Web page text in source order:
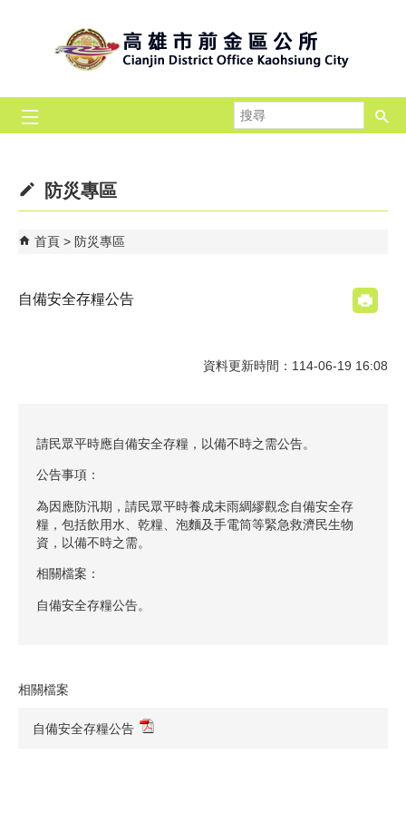
尋
防災專區
首頁 防災專區
自備安全存糧公告
資料更新時間：114-06-19 16:08
請民眾平時應自備安全存糧，以備不時之需公告。
公告事項：
為因應防汛期，請民眾平時養成未雨綢繆觀念自備安全存
糧，包括飲用水、乾糧、泡麵及手電筒等緊急救濟民生物
資，以備不時之需。
相關檔案：
自備安全存糧公告。
相關檔案
自備安全存糧公告